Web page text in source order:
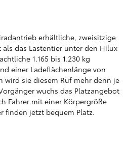
erhältliche, zweisitzige
als das Lastentier unter den Hilux
1.165 bis 1.230 kg
einer Ladeflächenlänge von
wird sie diesem Ruf mehr denn je
wuchs das Platzangebot
Fahrer mit einer Körpergröße
finden jetzt bequem Platz.